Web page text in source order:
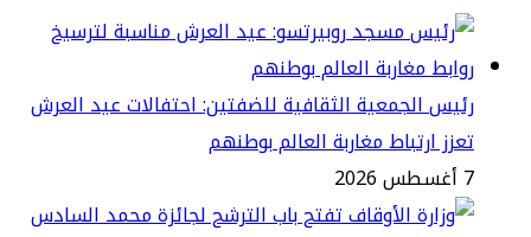
الجمعية الثقافية للضفتين: احتفالات عيد العرش
ارتباط مغاربة العالم بوطنهم